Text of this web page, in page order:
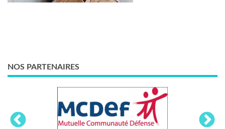
NOS PARTENAIRES